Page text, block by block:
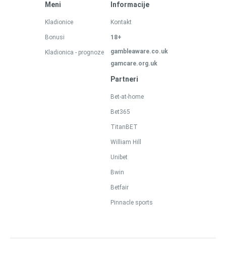
Meni
Kladionice
Bonusi
Kladionica - prognoze
Informacije
Kontakt
18+
gambleaware.co.uk
gamcare.org.uk
Partneri
Bet-at-home
Bet365
TitanBET
William Hill
Unibet
Bwin
Betfair
Pinnacle sports